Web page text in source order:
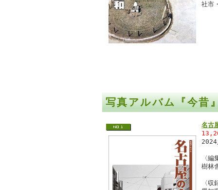
社市
写真アルバム『今
名古
〈編
樹林
〈収